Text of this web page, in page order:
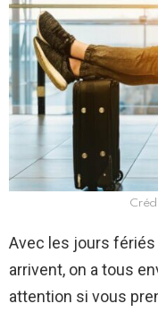
Avec les jours fériés
arrivent, on a tous
attention si vous